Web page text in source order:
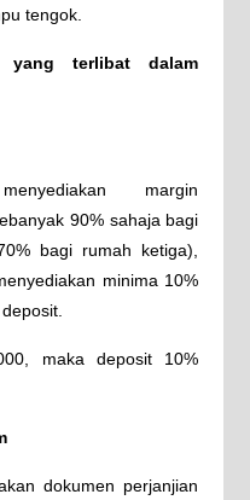
tengok.
yang terlibat dalam
margin
90% sahaja bagi
bagi rumah ketiga),
minima 10%
maka deposit 10%
dokumen perjanjian